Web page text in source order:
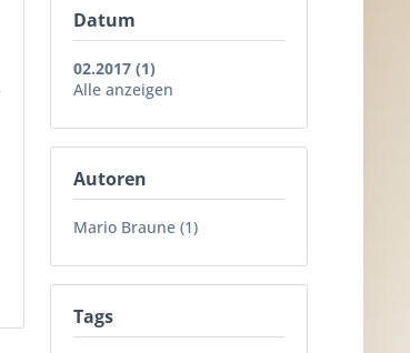
Datum
02.2017 (1)
Alle anzeigen
Autoren
Mario Braune (1)
Tags